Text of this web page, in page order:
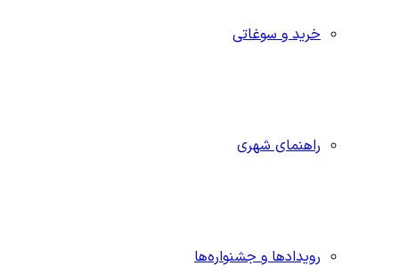
خرید و سوغاتی
راهنمای شهری
رویدادها و جشنواره‌ها